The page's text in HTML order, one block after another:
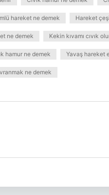
hareket ne demek Hareket
ne demek Kekin kıvamı cıvık
hamur ne demek Yavaş hareket
ne demek